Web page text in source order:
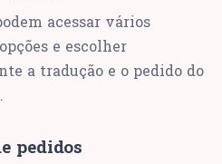
acessar vários
e escolher
a tradução e o pedido do
pedidos